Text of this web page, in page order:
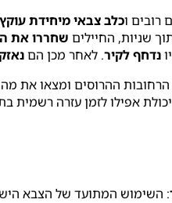
רובים וכלב צבאי מיחידת עוקץ
שניות, החיילים שחררו את
נדחף לקיר. לאחר מכן הם
הרחובות ההרוסים ומצאו את
אפילו לזמן עזרה רשמית
: השימוש המתועד של הצבא